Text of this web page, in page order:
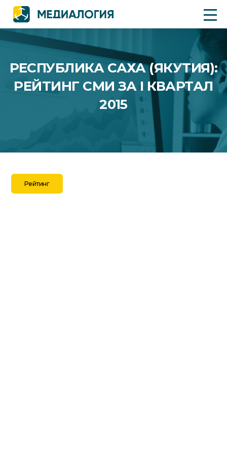
РЕСПУБЛИКА САХА (ЯКУТИЯ):
РЕЙТИНГ СМИ ЗА I КВАРТАЛ
2015
Рейтинг